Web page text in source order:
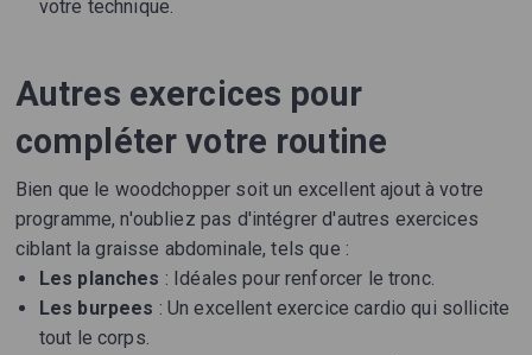
votre technique.
Autres exercices pour
compléter votre routine
Bien que le woodchopper soit un excellent ajout à votre
programme, n'oubliez pas d'intégrer d'autres exercices
ciblant la graisse abdominale, tels que :
Les planches : Idéales pour renforcer le tronc.
Les burpees : Un excellent exercice cardio qui sollicite
tout le corps.